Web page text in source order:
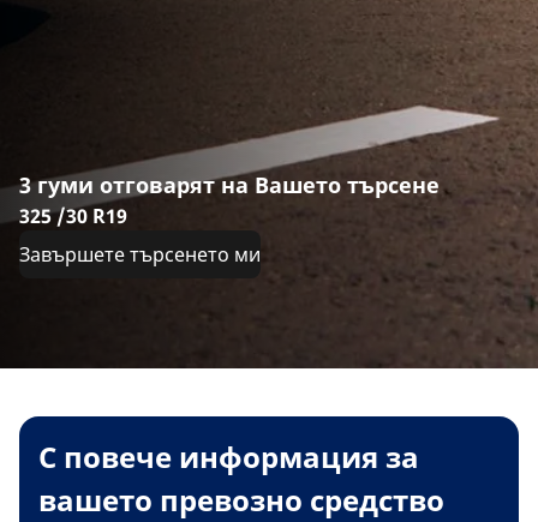
3 гуми отговарят на Вашето търсене
325 /30 R19
Завършете търсенето ми
С повече информация за
вашето превозно средство